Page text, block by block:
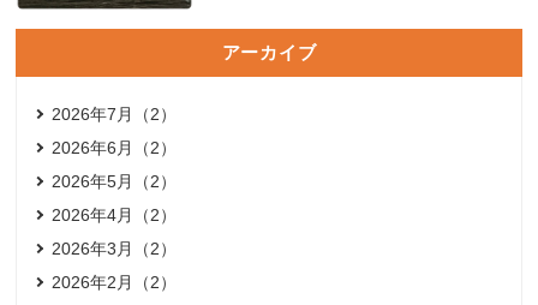
アーカイブ
2026年7月（2）
2026年6月（2）
2026年5月（2）
2026年4月（2）
2026年3月（2）
2026年2月（2）